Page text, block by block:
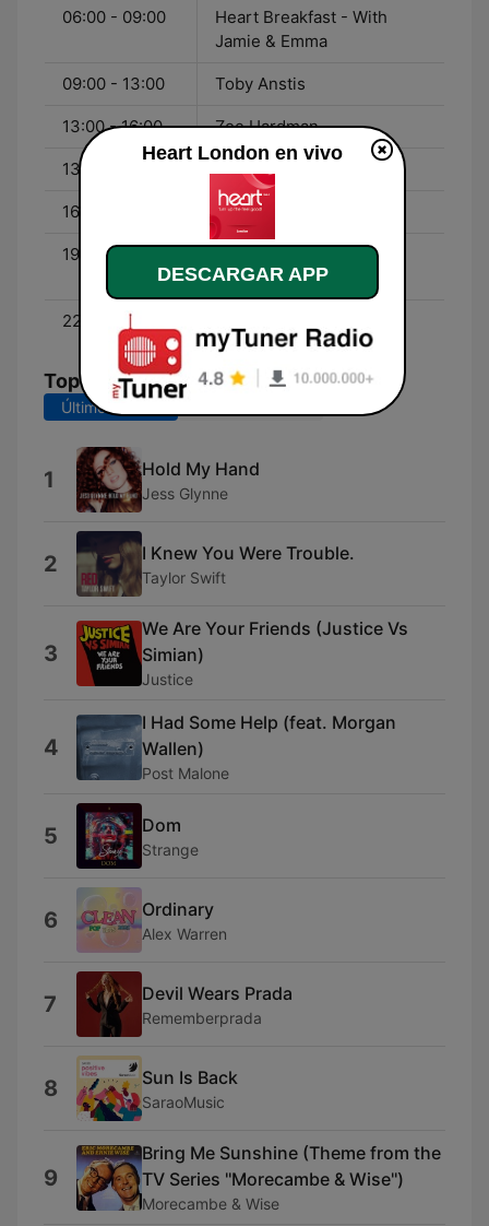
06:00 - 09:00
Heart Breakfast - With
Jamie & Emma
09:00 - 13:00 Toby Anstis
13:00 - 16:00 Zoe Hardman
13:00 - 16:00 Matt Wilkinson
16:00 - 19:00 JK and Lucy
19:00 - 22:00
Heart's Club Classics -
With Annaliese
22:00 - 01:00
Top Canciones
Últimos 7 días
1 Hold My Hand
Jess Glynne
2 I Knew You Were Trouble.
Taylor Swift
3
We Are Your Friends (Justice Vs
Simian)
Justice
4
I Had Some Help (feat. Morgan
Wallen)
Post Malone
5 Dom
Strange
6 Ordinary
Alex Warren
7 Devil Wears Prada
Rememberprada
8 Sun Is Back
SaraoMusic
9
Bring Me Sunshine (Theme from the
TV Series ''Morecambe & Wise'')
Morecambe & Wise
Heart London en vivo
DESCARGAR APP